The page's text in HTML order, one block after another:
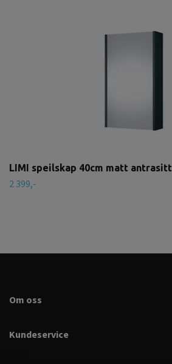
LIMI speilskap 40cm matt antrasitt
2 399,-
Om oss
Kundeservice